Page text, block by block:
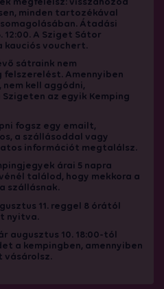
minden tartozékával
Átadási
12:00. A Sziget Sátor
kauciós vouchert.
sátraink nem
Amennyiben
kell aggódni,
az egyik Kemping
fogsz egy emailt,
a szállásoddal vagy
információt megtalálsz.
árai 5 napra
találod, hogy mekkora a
szállásnak.
11. reggel 8 órától
nyitva.
augusztus 10. 18:00-tól
a kempingben, amennyiben
vásárolsz.